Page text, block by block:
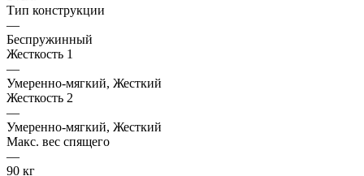
Тип конструкции
—
Беспружинный
Жесткость 1
—
Умеренно-мягкий, Жесткий
Жесткость 2
—
Умеренно-мягкий, Жесткий
Макс. вес спящего
—
90 кг